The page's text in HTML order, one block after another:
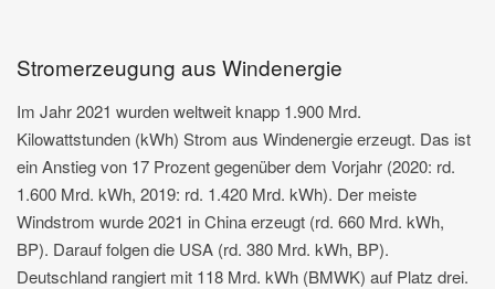
Stromerzeugung aus Windenergie
Im Jahr 2021 wurden weltweit knapp 1.900 Mrd.
Kilowattstunden (kWh) Strom aus Windenergie erzeugt. Das ist
ein Anstieg von 17 Prozent gegenüber dem Vorjahr (2020: rd.
1.600 Mrd. kWh, 2019: rd. 1.420 Mrd. kWh). Der meiste
Windstrom wurde 2021 in China erzeugt (rd. 660 Mrd. kWh,
BP). Darauf folgen die USA (rd. 380 Mrd. kWh, BP).
Deutschland rangiert mit 118 Mrd. kWh (BMWK) auf Platz drei.